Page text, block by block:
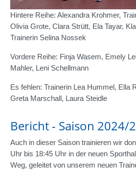
Hintere Reihe: Alexandra Krohmer,
Olivia Grote, Clara Strütt, Ela Tayar,
Trainerin Selina Nossek
Vordere Reihe: Finja Wasem, Emely
Mahler, Leni Schellmann
Es fehlen: Trainerin Lea Hummel, Ella
Greta Marschall, Laura Steidle
Bericht - Saison 2024/
Auch in dieser Saison trainieren wir
Uhr bis 18:45 Uhr in der neuen
Weg, geleitet von unserem neuen